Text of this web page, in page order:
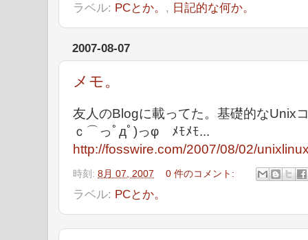
ラベル: PCとか。 , 日記的な何か。
2007-08-07
メモ。
友人のBlogに載ってた。基礎的なUnix
ｃ⌒っﾟдﾟ)っφ ﾒﾓﾒﾓ...
http://fosswire.com/2007/08/02/
時刻: 8月 07, 2007 0 件のコメント:
ラベル: PCとか。